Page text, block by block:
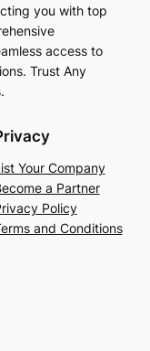
you with top
access to
Trust Any
Your Company
a Partner
Policy
and Conditions